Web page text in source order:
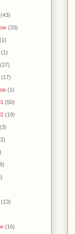
(43)
(33)
(1)
(1)
(27)
(17)
(1)
(50)
(19)
(3)
(13)
(16)